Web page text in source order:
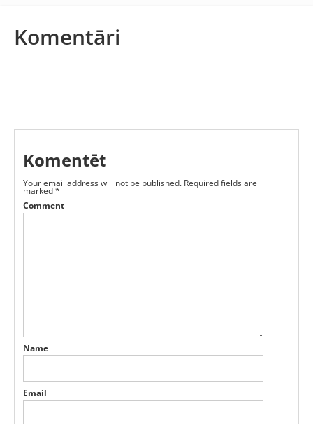
Komentāri
Komentēt
Your email address will not be published. Required fields are
marked*
Comment
Name
Email